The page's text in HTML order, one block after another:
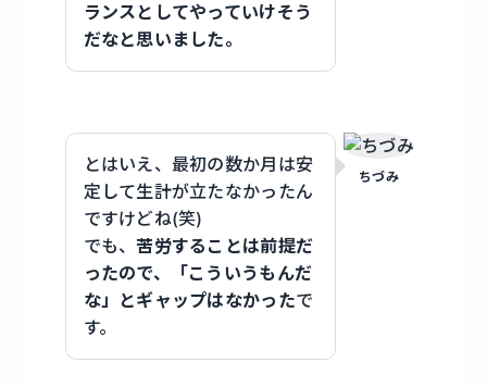
ランスとしてやっていけそう
だなと思いました。
ちづみ
とはいえ、最初の数か月は安
定して生計が立たなかったん
ですけどね(笑)
でも、 苦労することは前提だ
ったので、「こういうもんだ
な」とギャップはなかったで
す。